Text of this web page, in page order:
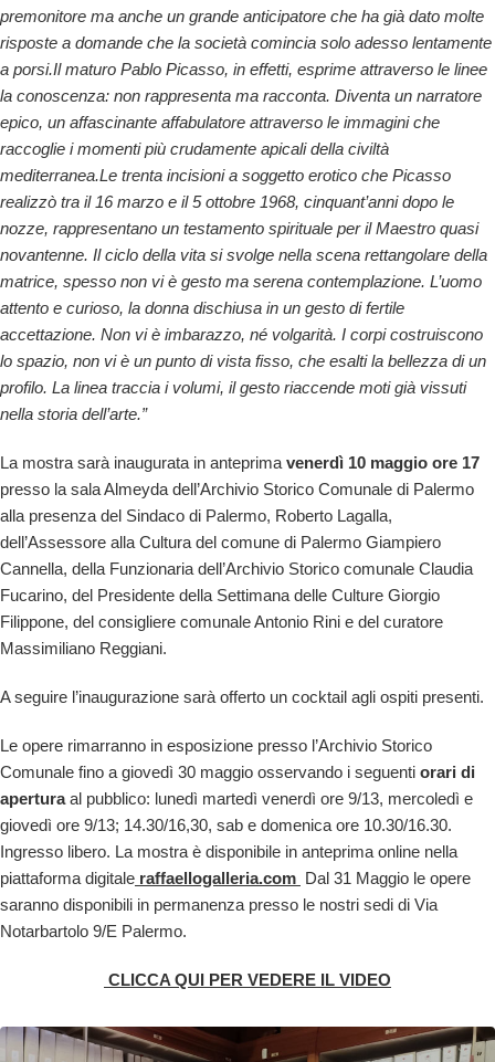
premonitore ma anche un grande anticipatore che ha già dato molte
risposte a domande che la società comincia solo adesso lentamente
a porsi.Il maturo Pablo Picasso, in effetti, esprime attraverso le linee
la conoscenza: non rappresenta ma racconta. Diventa un narratore
epico, un affascinante affabulatore attraverso le immagini che
raccoglie i momenti più crudamente apicali della civiltà
mediterranea.Le trenta incisioni a soggetto erotico che Picasso
realizzò tra il 16 marzo e il 5 ottobre 1968, cinquant’anni dopo le
nozze, rappresentano un testamento spirituale per il Maestro quasi
novantenne. Il ciclo della vita si svolge nella scena rettangolare della
matrice, spesso non vi è gesto ma serena contemplazione. L’uomo
attento e curioso, la donna dischiusa in un gesto di fertile
accettazione. Non vi è imbarazzo, né volgarità. I corpi costruiscono
lo spazio, non vi è un punto di vista fisso, che esalti la bellezza di un
profilo. La linea traccia i volumi, il gesto riaccende moti già vissuti
nella storia dell’arte.”
La mostra sarà inaugurata in anteprima venerdì 10 maggio ore 17
presso la sala Almeyda dell’Archivio Storico Comunale di Palermo
alla presenza del Sindaco di Palermo, Roberto Lagalla,
dell’Assessore alla Cultura del comune di Palermo Giampiero
Cannella, della Funzionaria dell’Archivio Storico comunale Claudia
Fucarino, del Presidente della Settimana delle Culture Giorgio
Filippone, del consigliere comunale Antonio Rini e del curatore
Massimiliano Reggiani.
A seguire l’inaugurazione sarà offerto un cocktail agli ospiti presenti.
Le opere rimarranno in esposizione presso l’Archivio Storico
Comunale fino a giovedì 30 maggio osservando i seguenti orari di
aperturaal pubblico: lunedì martedì venerdì ore 9/13, mercoledì e
giovedì ore 9/13; 14.30/16,30, sab e domenica ore 10.30/16.30.
Ingresso libero. La mostra è disponibile in anteprima online nella
piattaforma digitale raffaellogalleria.com Dal 31 Maggio le opere
saranno disponibili in permanenza presso le nostri sedi di Via
Notarbartolo 9/E Palermo.
CLICCA QUI PER VEDERE IL VIDEO